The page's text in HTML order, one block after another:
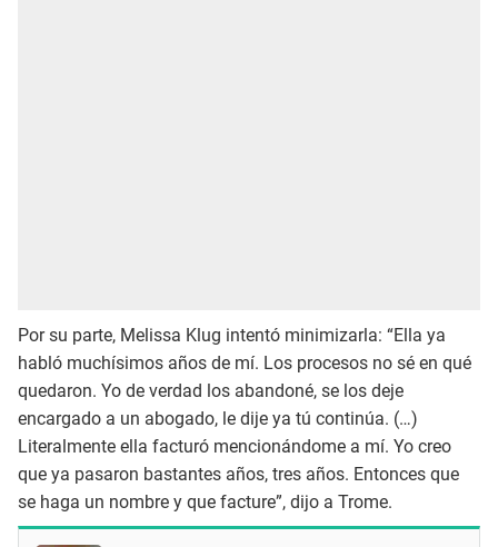
Por su parte, Melissa Klug intentó minimizarla: “Ella ya
habló muchísimos años de mí. Los procesos no sé en qué
quedaron. Yo de verdad los abandoné, se los deje
encargado a un abogado, le dije ya tú continúa. (…)
Literalmente ella facturó mencionándome a mí. Yo creo
que ya pasaron bastantes años, tres años. Entonces que
se haga un nombre y que facture”, dijo a Trome.